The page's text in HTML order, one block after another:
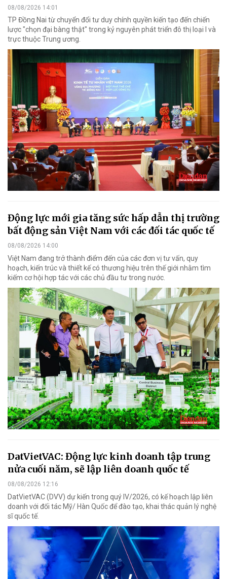
08/08/2026 14:01
TP Đồng Nai từ chuyển đổi tư duy chính quyền kiến tạo đến chiến
lược "chọn đại bàng thật" trong kỷ nguyên phát triển đô thị loại I và
trực thuộc Trung ương.
Động lực mới gia tăng sức hấp dẫn thị trường
bất động sản Việt Nam với các đối tác quốc tế
08/08/2026 14:00
Việt Nam đang trở thành điểm đến của các đơn vị tư vấn, quy
hoạch, kiến trúc và thiết kế có thương hiệu trên thế giới nhằm tìm
kiếm cơ hội hợp tác với các chủ đầu tư trong nước.
DatVietVAC: Động lực kinh doanh tập trung
nửa cuối năm, sẽ lập liên doanh quốc tế
08/08/2026 12:16
DatVietVAC (DVV) dự kiến trong quý IV/2026, có kế hoạch lập liên
doanh với đối tác Mỹ/ Hàn Quốc để đào tạo, khai thác quản lý nghệ
sĩ quốc tế.